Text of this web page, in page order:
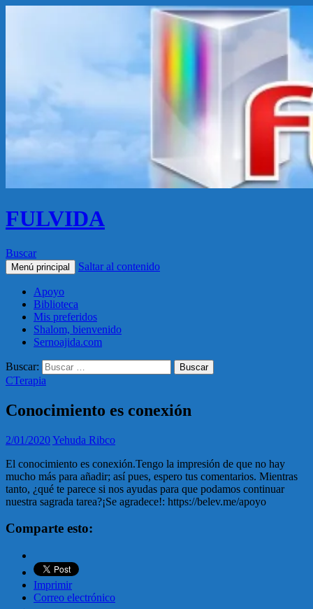
FULVIDA
Buscar
Menú principal Saltar al contenido
Apoyo
Biblioteca
Mis preferidos
Shalom, bienvenido
Sernoajida.com
Buscar:
CTerapia
Conocimiento es conexión
2/01/2020Yehuda Ribco
El conocimiento es conexión.Tengo la impresión de que no hay
mucho más para añadir; así pues, espero tus comentarios. Mientras
tanto, ¿qué te parece si nos ayudas para que podamos continuar
nuestra sagrada tarea?¡Se agradece!: https://belev.me/apoyo
Comparte esto:
Imprimir
Correo electrónico